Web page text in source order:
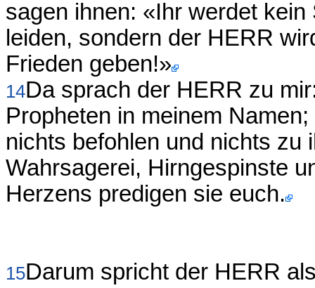
sagen ihnen: «Ihr werdet
leiden, sondern der HERR
Frieden geben!»
14Da sprach der HERR zu
Propheten in meinem
nichts befohlen und nichts zu
Wahrsagerei, Hirngespinste
Herzens predigen sie euch.
15Darum spricht der HERR